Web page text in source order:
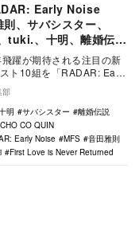
Early Noise
、サバシスター、
tuki.、十明、離婚伝説
躍が期待される注目の新
ト10組を「RADAR: Early
して…
部
明 サバシスター
離婚伝説
CO QUIN
Early Noise MFS
音田雅則
First Love is Never Returned